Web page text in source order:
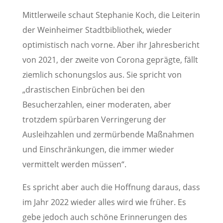
Mittlerweile schaut Stephanie Koch, die Leiterin
der Weinheimer Stadtbibliothek, wieder
optimistisch nach vorne. Aber ihr Jahresbericht
von 2021, der zweite von Corona geprägte, fällt
ziemlich schonungslos aus. Sie spricht von
„drastischen Einbrüchen bei den
Besucherzahlen, einer moderaten, aber
trotzdem spürbaren Verringerung der
Ausleihzahlen und zermürbende Maßnahmen
und Einschränkungen, die immer wieder
vermittelt werden müssen“.
Es spricht aber auch die Hoffnung daraus, dass
im Jahr 2022 wieder alles wird wie früher. Es
gebe jedoch auch schöne Erinnerungen des